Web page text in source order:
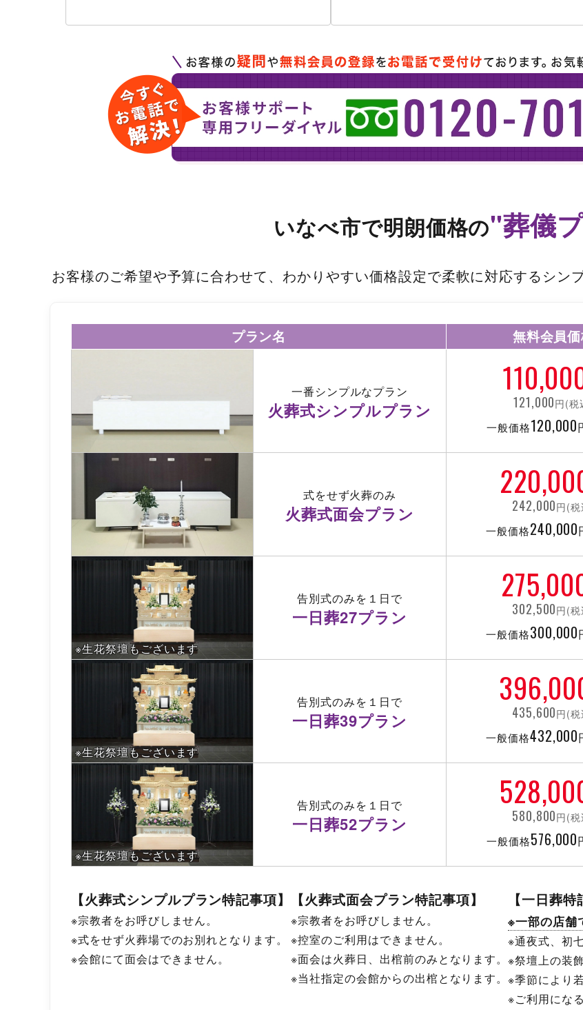
いなべ市で明朗価格の"葬儀
お客様のご希望や予算に合わせて、わかりやすい価格設定で柔軟に対応するシン
プラン名 無料会員
一番シンプルなプラン
火葬式シンプルプラン 121,000円(税
一般価格120,000
式をせず火葬のみ
火葬式面会プラン 242,000円(税
一般価格240,000
※生花祭壇もございます
告別式のみを１日で
一日葬27プラン 302,500円(税
一般価格300,000
※生花祭壇もございます
告別式のみを１日で
一日葬39プラン 435,600円(税
一般価格432,000
※生花祭壇もございます
告別式のみを１日で
一日葬52プラン 580,800円(税
一般価格576,000
【火葬式シンプルプラン特記事項】
※宗教者をお呼びしません。
※式をせず火葬場でのお別れとなります。
※会館にて面会はできません。
【火葬式面会プラン特記事項】
※宗教者をお呼びしません。
※控室のご利用はできません。
※面会は火葬日、出棺前のみとなります。
※当社指定の会館からの出棺となります。
【一日葬特
※一部の店舗
※通夜式、初
※祭壇上の装
※季節により
※ご利用にな